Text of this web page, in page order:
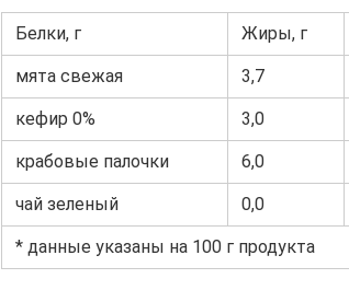
Белки, г Жиры, г
мята свежая 3,7
кефир 0% 3,0
крабовые палочки 6,0
чай зеленый 0,0
* данные указаны на 100 г продукта